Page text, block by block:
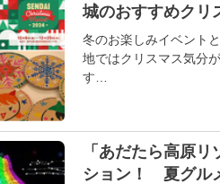
城のおすすめクリ
冬のお楽しみイベント
地ではクリスマス気分
す…
「あだたら高原
ション！ 夏グル